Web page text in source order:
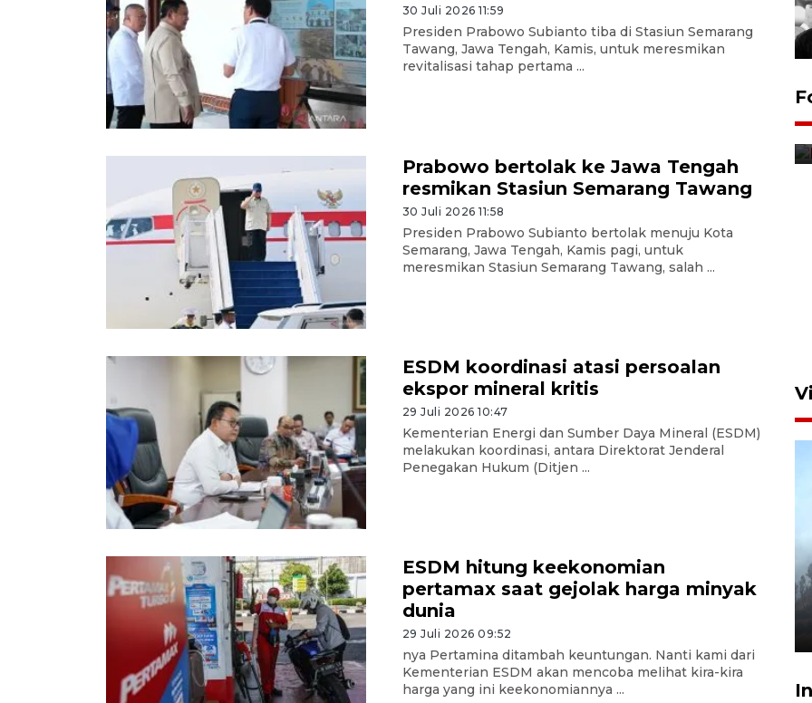
30 Juli 2026 11:59
Presiden Prabowo Subianto tiba di Stasiun Semarang
Tawang, Jawa Tengah, Kamis, untuk meresmikan
revitalisasi tahap pertama ...
Prabowo bertolak ke Jawa Tengah
resmikan Stasiun Semarang Tawang
30 Juli 2026 11:58
Presiden Prabowo Subianto bertolak menuju Kota
Semarang, Jawa Tengah, Kamis pagi, untuk
meresmikan Stasiun Semarang Tawang, salah ...
ESDM koordinasi atasi persoalan
ekspor mineral kritis
29 Juli 2026 10:47
Kementerian Energi dan Sumber Daya Mineral (ESDM)
melakukan koordinasi, antara Direktorat Jenderal
Penegakan Hukum (Ditjen ...
ESDM hitung keekonomian
pertamax saat gejolak harga minyak
dunia
29 Juli 2026 09:52
nya Pertamina ditambah keuntungan. Nanti kami dari
Kementerian ESDM akan mencoba melihat kira-kira
harga yang ini keekonomiannya ...
8 Agustus 2026 12:56
BPBD Jatim kerahkan "Drone
Water Spray" bantu padamkan
kebakaran Bromo
6 Agustus 2026 18:23